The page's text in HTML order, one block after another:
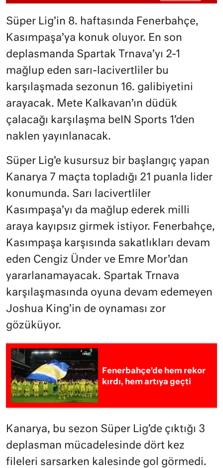
Süper Lig’in 8. haftasında Fenerbahçe,
Kasımpaşa’ya konuk oluyor. En son
deplasmanda Spartak Trnava’yı 2-1
mağlup eden sarı-lacivertliler bu
karşılaşmada sezonun 16. galibiyetini
arayacak. Mete Kalkavan’ın düdük
çalacağı karşılaşma beIN Sports 1’den
naklen yayınlanacak.
Süper Lig’e kusursuz bir başlangıç yapan
Kanarya 7 maçta topladığı 21 puanla lider
konumunda. Sarı lacivertliler
Kasımpaşa’yı da mağlup ederek milli
araya kayıpsız girmek istiyor. Fenerbahçe,
Kasımpaşa karşısında sakatlıkları devam
eden Cengiz Ünder ve Emre Mor’dan
yararlanamayacak. Spartak Trnava
karşılaşmasında oyuna devam edemeyen
Joshua King’in de oynaması zor
gözüküyor.
Fenerbahçe’de hem rekor
kırdı, hem artıya geçti
Kanarya, bu sezon Süper Lig’de çıktığı 3
deplasman mücadelesinde dört kez
fileleri sarsarken kalesinde gol görmedi.